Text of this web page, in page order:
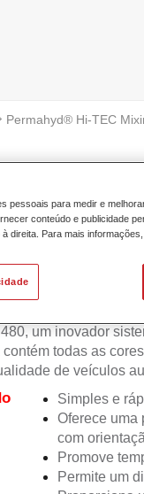
Permahyd® Hi-TEC
Hi-TEC
um inovador
todas as
de veículos
Simples e
Oferece uma
com
Promove
Permite um
pessoais para medir e
conteúdo e publicidade
direita. Para mais